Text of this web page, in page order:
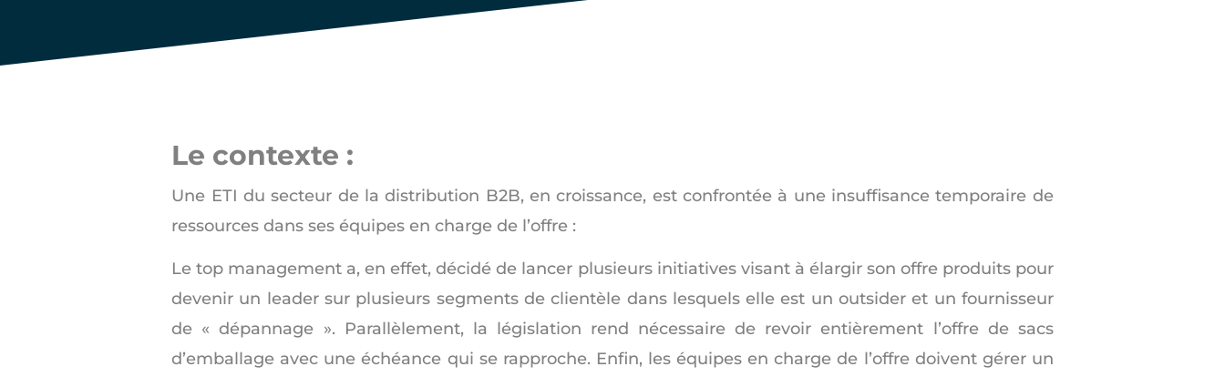
Le contexte :
Une ETI du secteur de la distribution B2B, en croissance, est confrontée à une insuffisance temporaire de
ressources dans ses équipes en charge de l’offre :
Le top management a, en effet, décidé de lancer plusieurs initiatives visant à élargir son offre produits pour
devenir un leader sur plusieurs segments de clientèle dans lesquels elle est un outsider et un fournisseur
de « dépannage ». Parallèlement, la législation rend nécessaire de revoir entièrement l’offre de sacs
d’emballage avec une échéance qui se rapproche. Enfin, les équipes en charge de l’offre doivent gérer un